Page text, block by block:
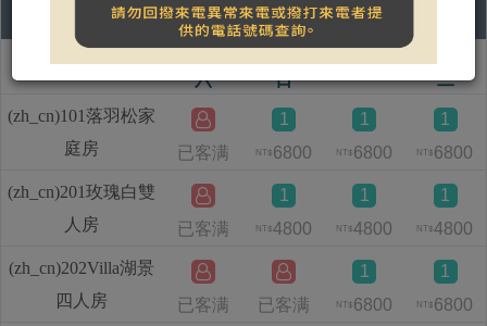
房型名称
(zh_cn)101落羽松家
庭房
(zh_cn)201玫瑰白雙
人房
(zh_cn)202Villa湖景
四人房
08
六
09
日
10
一
二
已客满
1
NT$ 6800
1
NT$ 6800
1
NT$ 6800
已客满
1
NT$4800
1
NT$4800
1
NT$4800
已客满 已客满
1
NT$ 6800
1
NT$ 6800